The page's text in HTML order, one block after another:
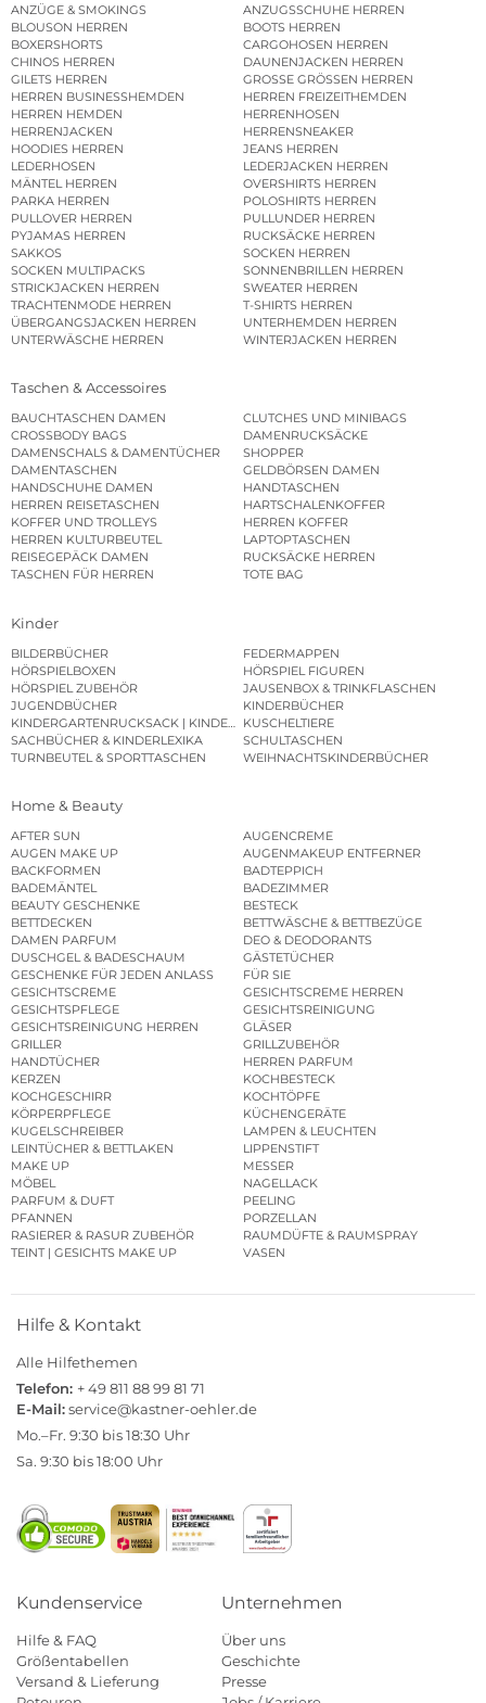
ANZÜGE & SMOKINGS
ANZUGSSCHUHE HERREN
BLOUSON HERREN
BOOTS HERREN
BOXERSHORTS
CARGOHOSEN HERREN
CHINOS HERREN
DAUNENJACKEN HERREN
GILETS HERREN
GROSSE GRÖSSEN HERREN
HERREN BUSINESSHEMDEN
HERREN FREIZEITHEMDEN
HERREN HEMDEN
HERRENHOSEN
HERRENJACKEN
HERRENSNEAKER
HOODIES HERREN
JEANS HERREN
LEDERHOSEN
LEDERJACKEN HERREN
MÄNTEL HERREN
OVERSHIRTS HERREN
PARKA HERREN
POLOSHIRTS HERREN
PULLOVER HERREN
PULLUNDER HERREN
PYJAMAS HERREN
RUCKSÄCKE HERREN
SAKKOS
SOCKEN HERREN
SOCKEN MULTIPACKS
SONNENBRILLEN HERREN
STRICKJACKEN HERREN
SWEATER HERREN
TRACHTENMODE HERREN
T-SHIRTS HERREN
ÜBERGANGSJACKEN HERREN
UNTERHEMDEN HERREN
UNTERWÄSCHE HERREN
WINTERJACKEN HERREN
Taschen & Accessoires
BAUCHTASCHEN DAMEN
CLUTCHES UND MINIBAGS
CROSSBODY BAGS
DAMENRUCKSÄCKE
DAMENSCHALS & DAMENTÜCHER
SHOPPER
DAMENTASCHEN
GELDBÖRSEN DAMEN
HANDSCHUHE DAMEN
HANDTASCHEN
HERREN REISETASCHEN
HARTSCHALENKOFFER
KOFFER UND TROLLEYS
HERREN KOFFER
HERREN KULTURBEUTEL
LAPTOPTASCHEN
REISEGEPÄCK DAMEN
RUCKSÄCKE HERREN
TASCHEN FÜR HERREN
TOTE BAG
Kinder
BILDERBÜCHER
FEDERMAPPEN
HÖRSPIELBOXEN
HÖRSPIEL FIGUREN
HÖRSPIEL ZUBEHÖR
JAUSENBOX & TRINKFLASCHEN
JUGENDBÜCHER
KINDERBÜCHER
KINDERGARTENRUCKSACK | KINDERGARTENBEUTEL
KUSCHELTIERE
SACHBÜCHER & KINDERLEXIKA
SCHULTASCHEN
TURNBEUTEL & SPORTTASCHEN
WEIHNACHTSKINDERBÜCHER
Home & Beauty
AFTER SUN
AUGENCREME
AUGEN MAKE UP
AUGENMAKEUP ENTFERNER
BACKFORMEN
BADTEPPICH
BADEMÄNTEL
BADEZIMMER
BEAUTY GESCHENKE
BESTECK
BETTDECKEN
BETTWÄSCHE & BETTBEZÜGE
DAMEN PARFUM
DEO & DEODORANTS
DUSCHGEL & BADESCHAUM
GÄSTETÜCHER
GESCHENKE FÜR JEDEN ANLASS
FÜR SIE
GESICHTSCREME
GESICHTSCREME HERREN
GESICHTSPFLEGE
GESICHTSREINIGUNG
GESICHTSREINIGUNG HERREN
GLÄSER
GRILLER
GRILLZUBEHÖR
HANDTÜCHER
HERREN PARFUM
KERZEN
KOCHBESTECK
KOCHGESCHIRR
KOCHTÖPFE
KÖRPERPFLEGE
KÜCHENGERÄTE
KUGELSCHREIBER
LAMPEN & LEUCHTEN
LEINTÜCHER & BETTLAKEN
LIPPENSTIFT
MAKE UP
MESSER
MÖBEL
NAGELLACK
PARFUM & DUFT
PEELING
PFANNEN
PORZELLAN
RASIERER & RASUR ZUBEHÖR
RAUMDÜFTE & RAUMSPRAY
TEINT | GESICHTS MAKE UP
VASEN
Hilfe & Kontakt
Alle Hilfethemen
Telefon: + 49 811 88 99 81 71
E-Mail:service@kastner-oehler.de
Mo.–Fr. 9:30 bis 18:30 Uhr
Sa. 9:30 bis 18:00 Uhr
Kundenservice
Hilfe & FAQ
Größentabellen
Versand & Lieferung
Unternehmen
Über uns
Geschichte
Presse